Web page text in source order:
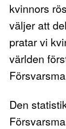
kvinnors
väljer att
pratar vi
världen
Den